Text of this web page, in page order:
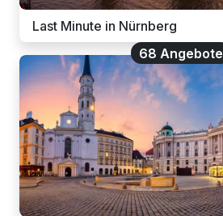
Last Minute in Nürnberg
68 Angebote